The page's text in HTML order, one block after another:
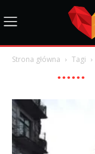
Strona główna Tagi